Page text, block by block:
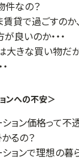
件なの？
賃貸で過ごすのか
良いのか・・・
大きな買い物だ
ンへの不安＞
ション価格って不
るの？
ションで理想の暮